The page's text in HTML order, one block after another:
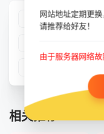
第01集 第
相关推荐
网站地址定期更换
请推荐给好友！
由于服务器网络